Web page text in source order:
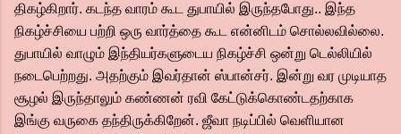
திகழ்கிறார். கடந்த வாரம் கூட துபாயில் இருந்தபோது.. இந்த
நிகழ்ச்சியை பற்றி ஒரு வார்த்தை கூட என்னிடம் சொல்லவில்லை.
துபாயில் வாழும் இந்தியர்களுடைய நிகழ்ச்சி ஒன்று டெல்லியில்
நடைபெற்றது. அதற்கும் இவர்தான் ஸ்பான்சர். இன்று வர முடியாத
சூழல் இருந்தாலும் கண்ணன் ரவி கேட்டுக்கொண்டதற்காக
இங்கு வருகை தந்திருக்கிறேன். ஜீவா நடிப்பில் வெளியான